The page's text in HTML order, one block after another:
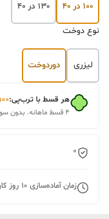
۱۰۰ در ۴۰ ۱۳۰ در ۴۰
نوع دوخت
لیزری دوردوخت
هر قسط با ترب‌پی:
۴ قسط ماهانه. بدون سود، چک و ضامن.
0
زمان آماده‌سازی 10 روز